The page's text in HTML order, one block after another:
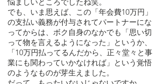
でも、いま思えば、この「年会費10万円」
の支払い義務が付与されてパートナーにな
ってからは、ボク自身のなかでも「思い切
って物を言えるようになった」というか、
「10万円払ってるんだから、正々堂々と事
業にも関わっていかなければ」という覚悟
のようなものが芽生えました。